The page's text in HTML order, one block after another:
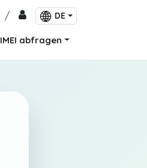
/ DE
IMEI abfragen